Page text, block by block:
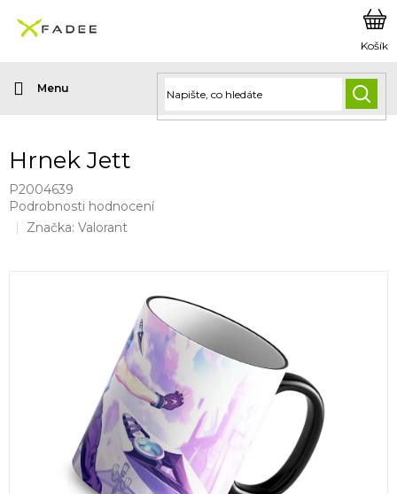
obsah
Hrnek Jett
P2004639
Průměrné
hodnocení
Podrobnosti hodnocení
Značka: Valorant